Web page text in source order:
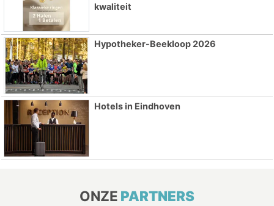
kwaliteit
Hypotheker-Beekloop 2026
Hotels in Eindhoven
ONZE PARTNERS